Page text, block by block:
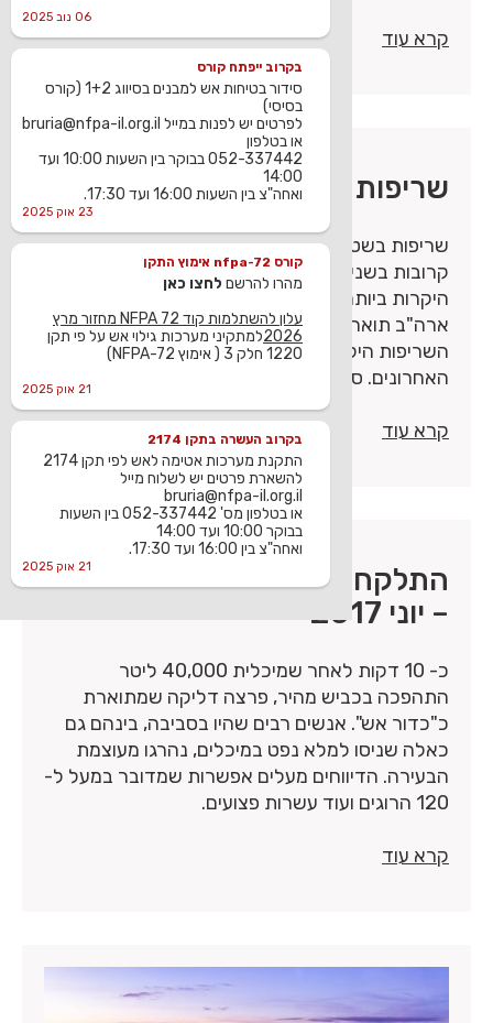
06 נוב 2025
בקרוב ייפתח קורס
סידור בטיחות אש למבנים בסיווג 1+2 (קורס
בסיסי)
לפרטים יש לפנות במייל bruria@nfpa-il.org.il
או בטלפון
052-337442 בבוקר בין השעות 10:00 ועד
14:00
ואחה"צ בין השעות 16:00 ועד 17:30.
23 אוק 2025
קורס nfpa-72 אימוץ התקן
מהרו להרשם לחצו כאן
עלון להשתלמות קוד NFPA 72 מחזור מרץ
2026למתקיני מערכות גילוי אש על פי תקן
1220 חלק 3 ( אימוץ NFPA-72)
21 אוק 2025
בקרוב העשרה בתקן 2174
התקנת מערכות אטימה לאש לפי תקן 2174
להשארת פרטים יש לשלוח מייל
bruria@nfpa-il.org.il
או בטלפון מס' 052-337442 בין השעות
בבוקר 10:00 ועד 14:00
ואחה"צ בין 16:00 ועד 17:30.
21 אוק 2025
קרא עוד
שריפות חורש, יער ועשבייה
שריפות בשטח יערי / אורבני היו בחדשות לעיתים
היקרות ביותר (מבחינת אובדן רכוש) בהיסטוריה של
ארה"ב תוארו כשרפות בשטח יערי / אורבני. שמונת
השריפות היקרות ביותר היו בשני העשורים
האחרונים. סוכנויות פדרליות או
קרא עוד
התלקחות מיכלית דלק, פקיסטן
– יוני 2017
כ- 10 דקות לאחר שמיכלית 40,000 ליטר
התהפכה בכביש מהיר, פרצה דליקה שמתוארת
כ"כדור אש". אנשים רבים שהיו בסביבה, בינהם גם
כאלה שניסו למלא נפט במיכלים, נהרגו מעוצמת
הבעירה. הדיווחים מעלים אפשרות שמדובר במעל ל-
120 הרוגים ועוד עשרות פצועים.
קרא עוד